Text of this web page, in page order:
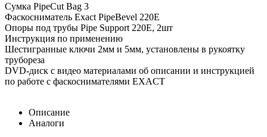
Сумка PipeCut Bag 3
Фаскосниматель Exact PipeBevel 220E
Опоры под трубы Pipe Support 220E, 2шт
Инструкция по применению
Шестигранные ключи 2мм и 5мм, установлены в рукоятку
трубореза
DVD-диск с видео материалами об описании и инструкцией
по работе с фаскоснимателями EXACT
Описание
Аналоги